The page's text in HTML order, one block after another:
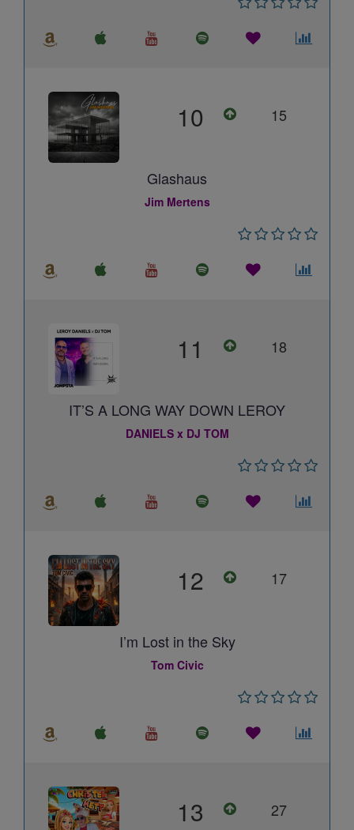
10 15
Glashaus
Jim Mertens
11 18
IT’S A LONG WAY DOWN LEROY
DANIELS x DJ TOM
12 17
I’m Lost in the Sky
Tom Civic
13 27